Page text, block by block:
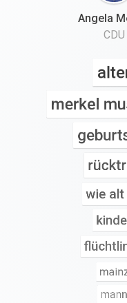
Angela
CDU
merkel
wie
mann